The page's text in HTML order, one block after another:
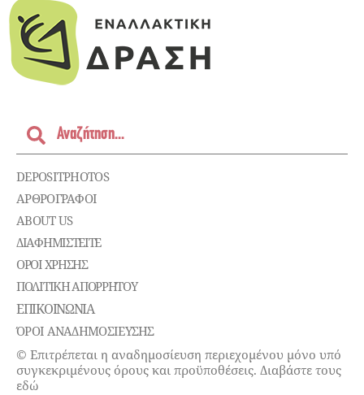
DEPOSITPHOTOS
ΑΡΘΡΟΓΡΑΦΟΙ
ABOUT US
ΔΙΑΦΗΜΙΣΤΕΊΤΕ
ΌΡΟΙ ΧΡΉΣΗΣ
ΠΟΛΙΤΙΚΉ ΑΠΟΡΡΉΤΟΥ
ΕΠΙΚΟΙΝΩΝΊΑ
ΌΡΟΙ ΑΝΑΔΗΜΟΣΙΕΥΣΗΣ
© Επιτρέπεται η αναδημοσίευση περιεχομένου μόνο υπό
συγκεκριμένους όρους και προϋποθέσεις. Διαβάστε τους
εδώ